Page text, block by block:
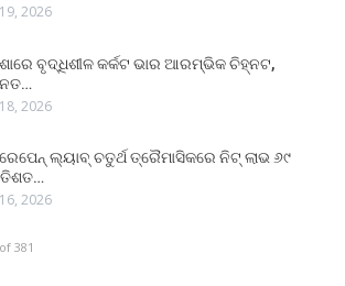
2026
ବୃଦ୍ଧିଶୀଳ କର୍କଟ ଭାର ଆରମ୍ଭିକ ଚିହ୍ନଟ,
2026
ଲ୍ୟାବ୍ ଚତୁର୍ଥ ତ୍ରୈମାସିକରେ ନିଟ୍ ଲାଭ ୬୯
2026
381